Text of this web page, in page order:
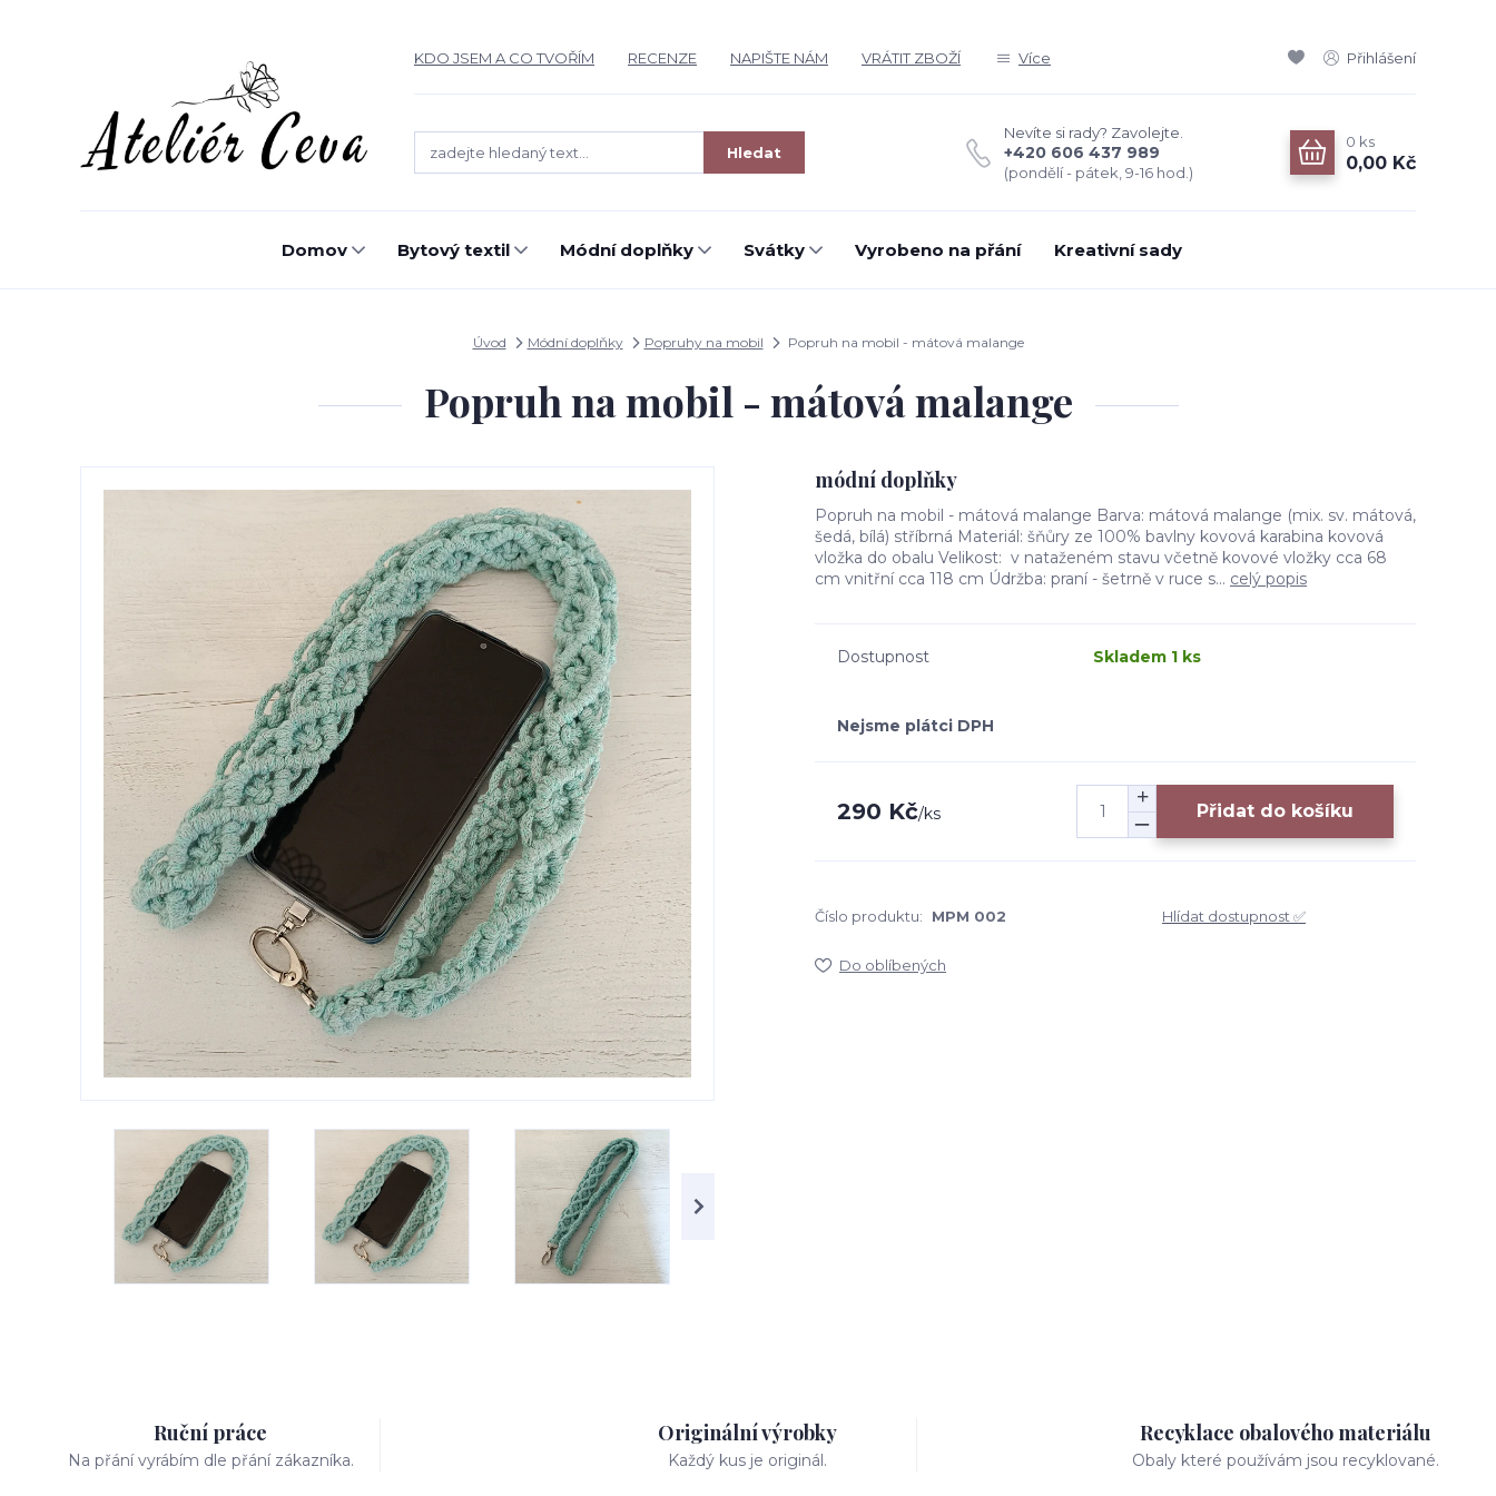
KDO JSEM A CO TVOŘÍM RECENZE NAPIŠTE NÁM VRÁTIT ZBOŽÍ Více Přihlášení
Hledat
Nevíte si rady? Zavolejte.
+420 606 437 989
(pondělí - pátek, 9-16 hod.)
0 ks
0,00 Kč
Domov Bytový textil Módní doplňky Svátky Vyrobeno na přání Kreativní sady
Úvod Módní doplňky Popruhy na mobil Popruh na mobil - mátová malange
Popruh na mobil - mátová malange
módní doplňky
Popruh na mobil - mátová malange Barva: mátová malange (mix. sv. mátová,
šedá, bílá) stříbrná Materiál: šňůry ze 100% bavlny kovová karabina kovová
vložka do obalu Velikost: v nataženém stavu včetně kovové vložky cca 68
cm vnitřní cca 118 cm Údržba: praní - šetrně v ruce s... celý popis
Dostupnost Skladem 1 ks
Nejsme plátci DPH
290 Kč/ks Přidat do košíku
Číslo produktu: MPM 002 Hlídat dostupnost ✅
Do oblíbených
Ruční práce
Na přání vyrábím dle přání zákazníka.
Originální výrobky
Každý kus je originál.
Recyklace obalového materiálu
Obaly které používám jsou recyklované.